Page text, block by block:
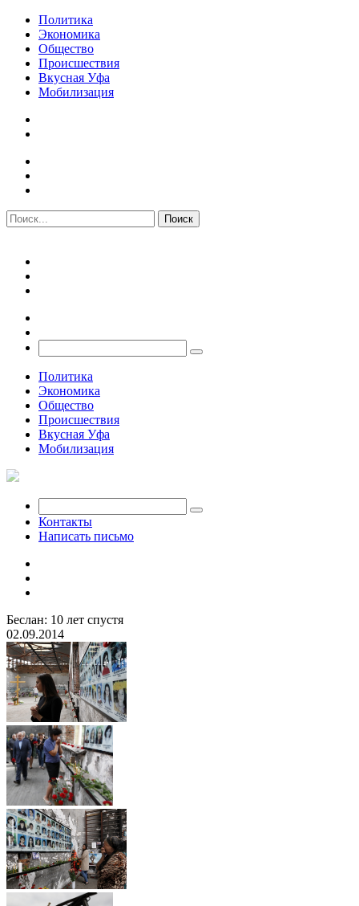
Политика
Экономика
Общество
Происшествия
Вкусная Уфа
Мобилизация
Политика
Экономика
Общество
Происшествия
Вкусная Уфа
Мобилизация
Контакты
Написать письмо
Беслан: 10 лет спустя
02.09.2014